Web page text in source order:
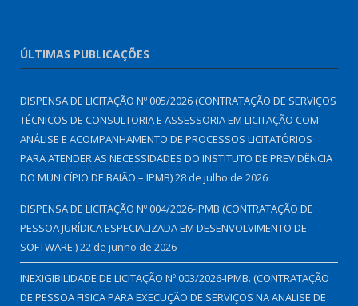
ÚLTIMAS PUBLICAÇÕES
DISPENSA DE LICITAÇÃO Nº 005/2026 (CONTRATAÇÃO DE SERVIÇOS
TÉCNICOS DE CONSULTORIA E ASSESSORIA EM LICITAÇÃO COM
ANÁLISE E ACOMPANHAMENTO DE PROCESSOS LICITATÓRIOS
PARA ATENDER AS NECESSIDADES DO INSTITUTO DE PREVIDÊNCIA
DO MUNICÍPIO DE BAIÃO – IPMB)28 de julho de 2026
DISPENSA DE LICITAÇÃO Nº 004/2026-IPMB (CONTRATAÇÃO DE
PESSOA JURÍDICA ESPECIALIZADA EM DESENVOLVIMENTO DE
SOFTWARE.)22 de junho de 2026
INEXIGIBILIDADE DE LICITAÇÃO Nº 003/2026-IPMB. (CONTRATAÇÃO
DE PESSOA FISICA PARA EXECUÇÃO DE SERVIÇOS NA ANALISE DE